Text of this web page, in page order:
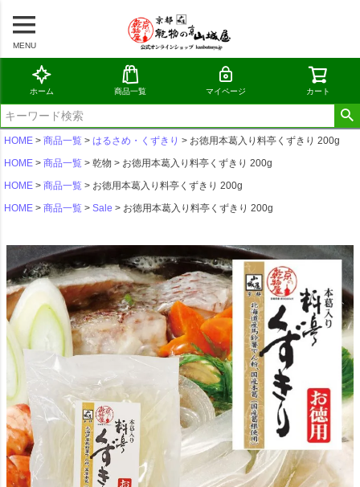
MENU
ホーム 商品一覧 マイページ カート
HOME 商品一覧 はるさめ・くずきり
お徳用本葛入り料亭くずきり 200g
HOME
商品一覧 乾物
お徳用本葛入り料亭くずきり 200g
HOME
商品一覧
お徳用本葛入り料亭くずきり 200g
HOME
商品一覧 Sale お徳用本葛入り料亭くずきり 200g